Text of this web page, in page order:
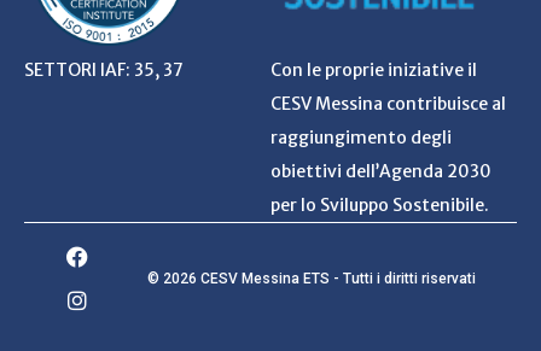
SETTORI IAF: 35, 37
Con le proprie iniziative il
CESV Messina contribuisce al
raggiungimento degli
obiettivi dell’Agenda 2030
per lo Sviluppo Sostenibile.
© 2026 CESV Messina ETS - Tutti i diritti riservati